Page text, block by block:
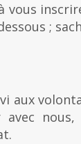
vous
;
aux